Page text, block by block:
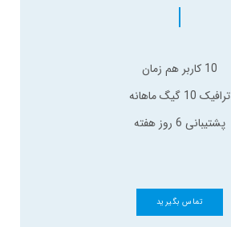
10 کاربر هم زمان
ترافیک 10 گیگ ماهانه
پشتیبانی 6 روز هفته
تماس بگیرید